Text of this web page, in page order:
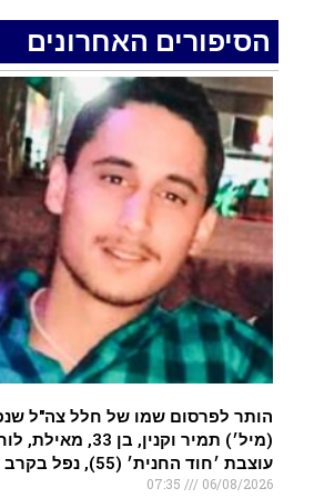
האדמה רועדת- סדרת רעידות
רעידת אדמה הורגשה באילת
איציק נועם מייסד מקומו ערב
הסיפורים האחרונים
הותר לפרסום שמו של חלל צה"ל
עוצבת ׳חוד החנית׳ (55), נפל בקרב בדרום לבנון.
06/08/2026